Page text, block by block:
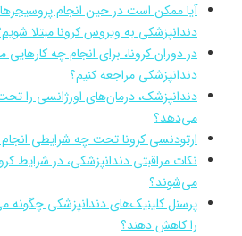
آیا ممکن است در حین انجام
دندانپزشکی به ویروس کرونا مبتلا
در دوران کرونا، برای انجام چه
دندانپزشکی مراجعه کنیم؟
دندانپزشک، درمان‌های اورژانسی را
می‌دهد؟
ارتودنسی کرونا تحت چه شرایطی
نکات مراقبتی دندانپزشکی، در شرایط
می‌شوند؟
پرسنل کلینیک‌های دندانپزشکی چگونه
را کاهش دهند؟